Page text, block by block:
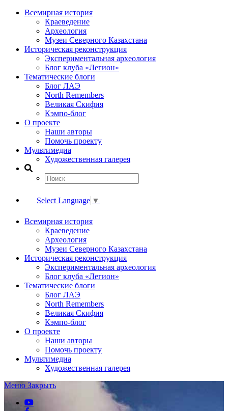
Всемирная история
Краеведение
Археология
Музеи Северного Казахстана
Историческая реконструкция
Экспериментальная археология
Блог клуба «Легион»
Тематические блоги
Блог ЛАЭ
North Remembers
Великая Скифия
Кэмпо-блог
О проекте
Наши авторы
Помочь проекту
Мультимедиа
Художественная галерея
Select Language ▼
Всемирная история
Краеведение
Археология
Музеи Северного Казахстана
Историческая реконструкция
Экспериментальная археология
Блог клуба «Легион»
Тематические блоги
Блог ЛАЭ
North Remembers
Великая Скифия
Кэмпо-блог
О проекте
Наши авторы
Помочь проекту
Мультимедиа
Художественная галерея
Меню Закрыть